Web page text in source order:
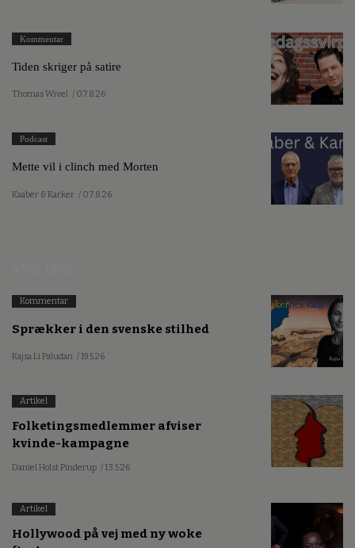
Kommentar
Tiden skriger på satire
Thomas Wivel / 07.8.26
Podcast
Mette vil i clinch med Morten
Kaaber & Karker / 07.8.26
Kommentar
Sprækker i den svenske stilhed
Kajsa Li Paludan / 19.5.26
Artikel
Folketingsmedlemmer afviser
kvinde-kampagne
Daniel Holst Pinderup / 13.5.26
Artikel
Hollywood på vej med ny woke